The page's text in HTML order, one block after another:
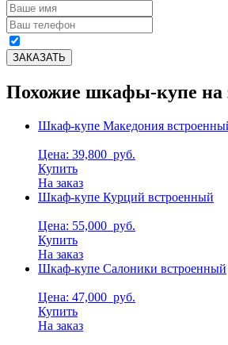
Похожие шкафы-купе на
Шкаф-купе Македония
Цена: 39,800 руб.
Купить
На заказ
Шкаф-купе Курций встроенный
Цена: 55,000 руб.
Купить
На заказ
Шкаф-купе Салоники встроенный
Цена: 47,000 руб.
Купить
На заказ